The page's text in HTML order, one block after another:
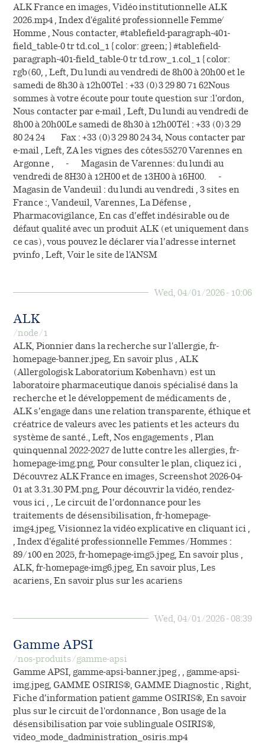
ALK France en images, Vidéo institutionnelle ALK
2026.mp4 , Index d'égalité professionnelle Femme /
Homme , Nous contacter, #tablefield-paragraph-401-
field_table-0 tr td.col_1 { color: green; } #tablefield-
paragraph-401-field_table-0 tr td.row_1.col_1 { color:
rgb(60, , Left, Du lundi au vendredi de 8h00 à 20h00 et le
samedi de 8h30 à 12h00Tel : +33 (0)3 29 80 71 62Nous
sommes à votre écoute pour toute question sur :l'ordon,
Nous contacter par e-mail , Left, Du lundi au vendredi de
8h00 à 20h00Le samedi de 8h30 à 12h00Tél : +33 (0)3 29
80 24 24 Fax : +33 (0)3 29 80 24 34, Nous contacter par
e-mail , Left, ZA les vignes des côtes55270 Varennes en
Argonne , - Magasin de Varennes: du lundi au
vendredi de 8H30 à 12H00 et de 13H00 à 16H00. -
Magasin de Vandeuil : du lundi au vendredi , 3 sites en
France :, Vandeuil, Varennes, La Défense ,
Pharmacovigilance, En cas d’effet indésirable ou de
défaut qualité avec un produit ALK (et uniquement dans
ce cas), vous pouvez le déclarer via l’adresse internet
pvinfo , Left, Voir le site de l'ANSM
Wed, 04/01/2026 - 10:06
ALK
/node/1
ALK, Pionnier dans la recherche sur l'allergie, fr-
homepage-banner.jpeg, En savoir plus , ALK
(Allergologisk Laboratorium København) est un
laboratoire pharmaceutique danois spécialisé dans la
recherche et le développement de médicaments de ,
ALK s’engage dans une relation transparente, éthique et
créatrice de valeurs avec les patients et les acteurs du
système de santé., Left, Nos engagements , Plan
quinquennal 2022-2027 de lutte contre les allergies, fr-
homepage-img.png, Pour consulter le plan, cliquez ici ,
Découvrez ALK France en images, Screenshot 2026-04-
01 at 3.31.30 PM.png, Pour découvrir la vidéo, rendez-
vous ici , , Le circuit de l’ordonnance pour les
traitements de désensibilisation, fr-homepage-
img4.jpeg, Visionnez la vidéo explicative en cliquant ici ,
, Index d'égalité professionnelle Femmes/Hommes :
89/100 en 2025, fr-homepage-img5.jpeg, En savoir plus ,
ALK, fr-homepage-img6.jpeg, En savoir plus, Les
acariens, En savoir plus sur les acariens
Wed, 04/01/2026 - 08:39
Gamme APSI
/nos-produits/gamme-apsi
Gamme APSI, gamme-apsi-banner.jpeg , , gamme-apsi-
img.jpeg, GAMME OSIRIS®, GAMME Diagnostic , Right,
Fiche d’information patient gamme OSIRIS®, En savoir
plus sur le circuit de l'ordonnance , Bon usage de la
désensibilisation par voie sublinguale OSIRIS®,
video_mode_dadministration_osiris.mp4